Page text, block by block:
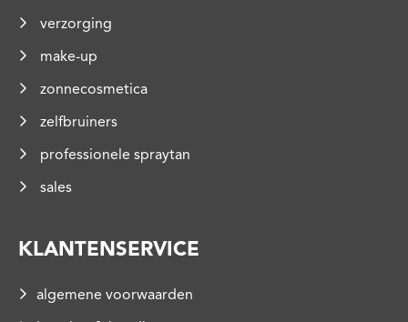
verzorging
make-up
zonnecosmetica
zelfbruiners
professionele spraytan
sales
KLANTENSERVICE
algemene voorwaarden